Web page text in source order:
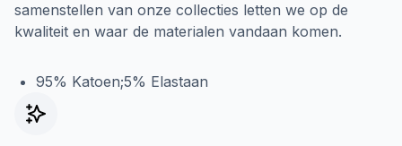
samenstellen van onze collecties letten we op de
kwaliteit en waar de materialen vandaan komen.
95% Katoen;5% Elastaan